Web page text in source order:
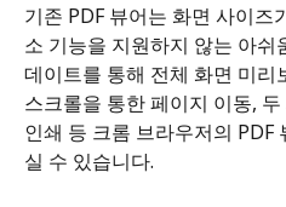
기존 PDF 뷰어는 화면 사이
소 기능을 지원하지 않는 아쉬
데이트를 통해 전체 화면 미
스크롤을 통한 페이지 이동,
인쇄 등 크롬 브라우저의 PDF
실 수 있습니다.